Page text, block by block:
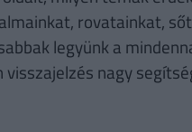
rovatainkat,
legyünk a
nagy